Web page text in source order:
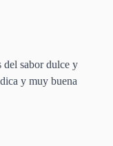
del sabor dulce y
y muy buena